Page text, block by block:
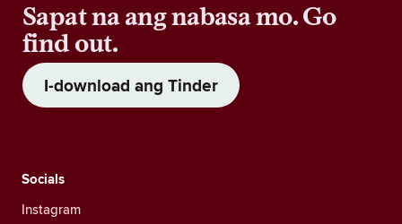
Sapat na ang nabasa mo. Go
find out.
I-download ang Tinder
Socials
Instagram